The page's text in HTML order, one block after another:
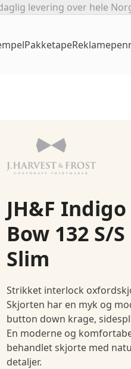
levering over hele
Pakketape
JH&F Indigo
Bow 132 S/S
Slim
Strikket interlock
Skjorten har en myk og
button down krage,
En moderne og
behandlet skjorte med
detaljer.